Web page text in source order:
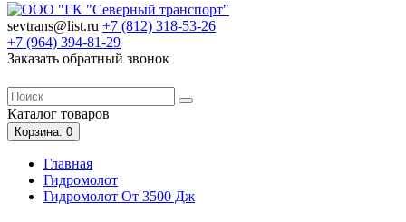
sevtrans@list.ru +7 (812) 318-53-26
+7 (964) 394-81-29
Заказать обратный звонок
Каталог товаров
Корзина: 0
Главная
Гидромолот
Гидромолот От 3500 Дж